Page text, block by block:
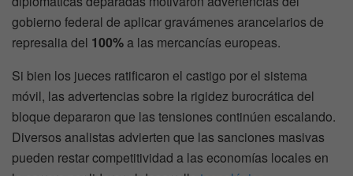
gobierno federal de aplicar gravámenes arancelarios de
represalia del 100% a las mercancías europeas.
Si bien los jueces ratificaron el castigo por el sistema
móvil, las advertencias sobre la rigidez burocrática del
bloque depararon que las tensiones continúen escalando.
Diversos analistas advierten que las sanciones masivas
pueden restar competitividad a las economías locales en